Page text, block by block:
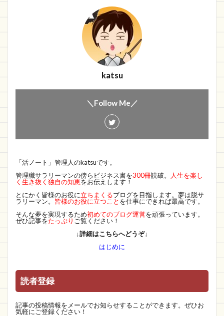
katsu
＼Follow Me／
「活ノート」管理人のkatsuです。
管理職サラリーマンの傍らビジネス書を300冊読破。
人生を楽し
く生き抜く独自の知恵をお伝えします！
とにかく皆様のお役に立ちまくるブログを目指します。夢は脱サ
ラリーマン。 皆様のお役に立つこと を仕事にできれば最高です。
そんな夢を実現するため初めてのブログ運営を頑張っています。
ぜひ記事をたっぷり ご覧ください！
↓詳細はこちらへどうぞ↓
はじめに
読者登録
記事の投稿情報をメールでお知らせすることができます。ぜひお
気軽にご登録ください！